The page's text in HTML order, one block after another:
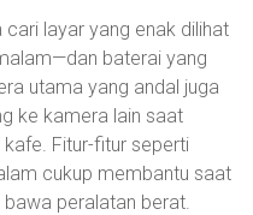
layar yang enak dilihat
baterai yang
utama yang andal juga
ke kamera lain saat
Fitur-fitur seperti
cukup membantu saat
peralatan berat.